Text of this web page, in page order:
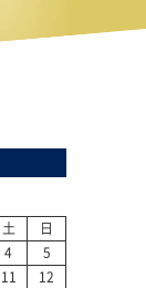
土
日
4
5
11
12